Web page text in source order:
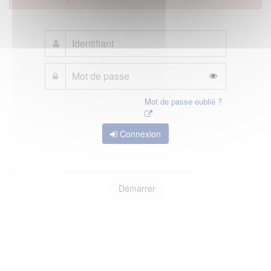
Mot de passe oublié ?
Connexion
Démarrer